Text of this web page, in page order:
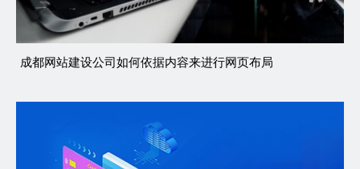
成都网站建设公司如何依据内容来进行网页布局